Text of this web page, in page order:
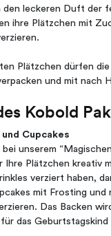
den leckeren Duft der
ihre Plätzchen mit
Plätzchen dürfen die
und mit nach
Kobold
Cupcakes
unserem
Ihre Plätzchen kreativ
verziert haben,
mit Frosting und
Das Backen
das